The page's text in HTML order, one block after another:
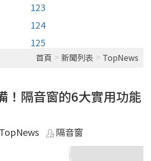
123
124
125
首頁 > 新聞列表 > TopNews
！隔音窗的6大實用功能
TopNews 隔音窗